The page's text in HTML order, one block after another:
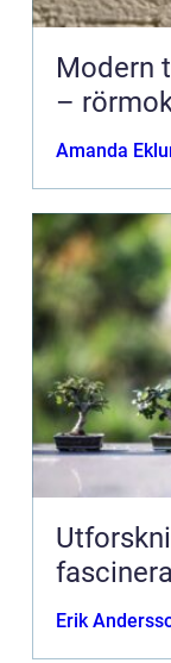
Modern
–
Amanda
Erik